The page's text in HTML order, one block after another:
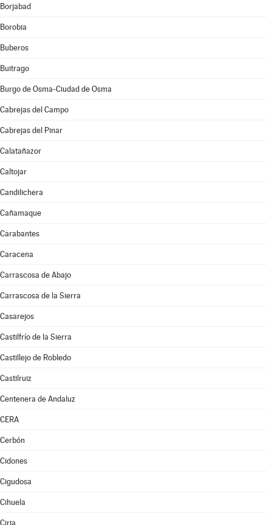
Borjabad
Borobia
Buberos
Buitrago
Burgo de Osma-Ciudad de Osma
Cabrejas del Campo
Cabrejas del Pinar
Calatañazor
Caltojar
Candilichera
Cañamaque
Carabantes
Caracena
Carrascosa de Abajo
Carrascosa de la Sierra
Casarejos
Castilfrío de la Sierra
Castillejo de Robledo
Castilruiz
Centenera de Andaluz
CERA
Cerbón
Cidones
Cigudosa
Cihuela
Ciria